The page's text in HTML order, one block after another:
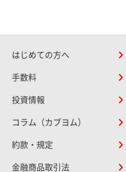
はじめての方へ
手数料
投資情報
コラム（カブヨム）
約款・規定
金融商品取引法